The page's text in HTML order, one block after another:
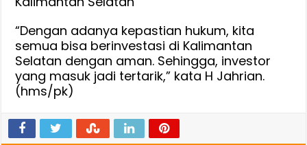
“Dengan adanya kepastian hukum, kita
semua bisa berinvestasi di Kalimantan
Selatan dengan aman. Sehingga, investor
yang masuk jadi tertarik,” kata H Jahrian.
(hms/pk)